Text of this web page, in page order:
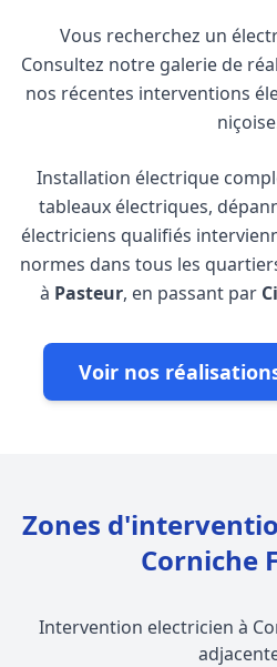
Vous recherchez un
Consultez notre galerie de
nos récentes interventions
Installation électrique
tableaux électriques,
électriciens qualifiés
normes dans tous les
à Pasteur, en passant par
Voir nos
Zones
Corniche
Intervention electricien à